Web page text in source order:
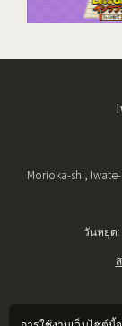
Morioka-shi,
วันหยุด: